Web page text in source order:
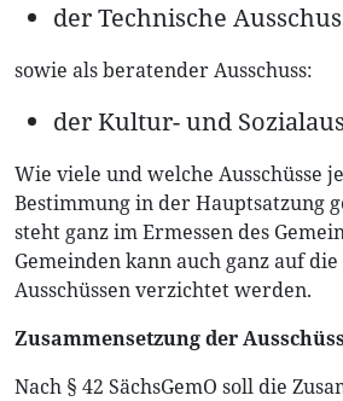
der Technische
sowie als beratender Ausschuss:
der Kultur- und
Wie viele und welche Ausschüsse
Bestimmung in der Hauptsatzung
steht ganz im Ermessen des
Gemeinden kann auch ganz auf
Ausschüssen verzichtet werden.
Zusammensetzung der
Nach § 42 SächsGemO soll die